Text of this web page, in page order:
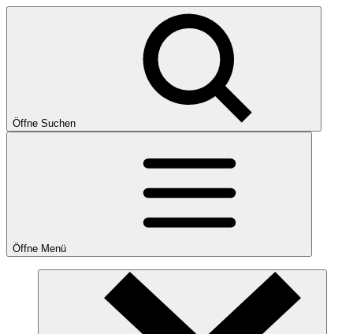
Öffne Suchen
Öffne Menü